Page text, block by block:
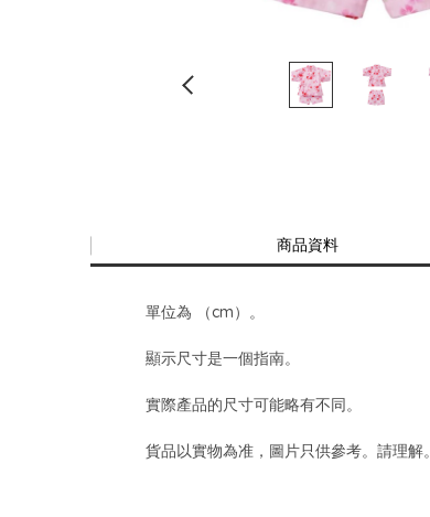
商品資料
單位為 （cm）。
顯示尺寸是一個指南。
實際產品的尺寸可能略有不同。
貨品以實物為准，圖片只供參考。請理解。